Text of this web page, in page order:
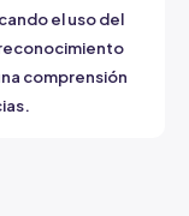
el uso del
comprensión